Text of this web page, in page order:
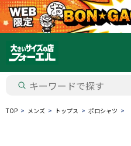
TOP メンズ トップス ポロシャツ